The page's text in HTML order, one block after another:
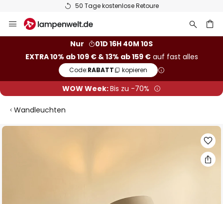
50 Tage kostenlose Retoure
Inhalt
Nur
01D 16H 40M 10S
EXTRA 10% ab 109 € & 13% ab 159 €auf fast alles
Code:RABATT kopieren
WOW Week:Bis zu -70%
Wandleuchten
Zum